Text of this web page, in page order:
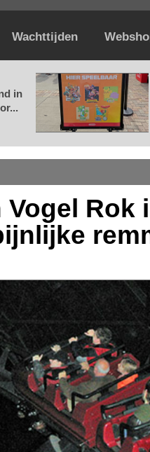
Wachttijden
in
Rok